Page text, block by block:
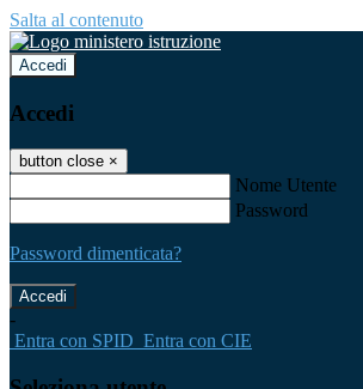
Salta al contenuto
Accedi
Accedi
button close ×
Nome Utente
Password
Password dimenticata?
-
Entra con SPID Entra con CIE